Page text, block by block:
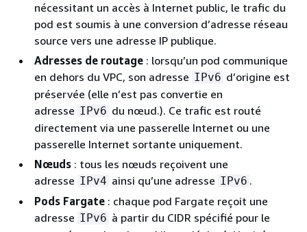
nécessitant un accès à Internet public, le trafic du
pod est soumis à une conversion d’adresse réseau
source vers une adresse IP publique.
Adresses de routage : lorsqu’un pod communique
en dehors du VPC, son adresse IPv6 d’origine est
préservée (elle n’est pas convertie en
adresse IPv6 du nœud.). Ce trafic est routé
directement via une passerelle Internet ou une
passerelle Internet sortante uniquement.
Nœuds : tous les nœuds reçoivent une
adresse IPv4 ainsi qu’une adresse IPv6 .
Pods Fargate : chaque pod Fargate reçoit une
adresse IPv6 à partir du CIDR spécifié pour le